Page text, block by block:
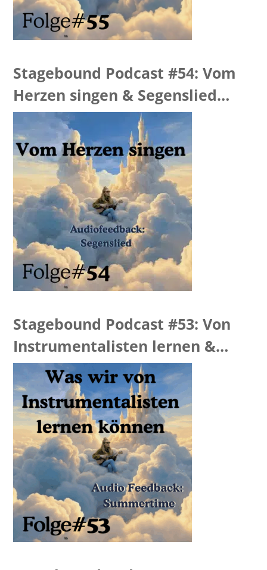
Stagebound Podcast #54: Vom
Herzen singen & Segenslied
Feedback
Stagebound Podcast #53: Von
Instrumentalisten lernen &
Summertime Feedback